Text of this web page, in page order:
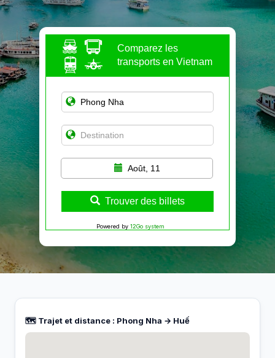
Comparez les
transports en Vietnam
Août, 11
Trouver des billets
Powered by 12Go system
🗺️ Trajet et distance : Phong Nha → Huế